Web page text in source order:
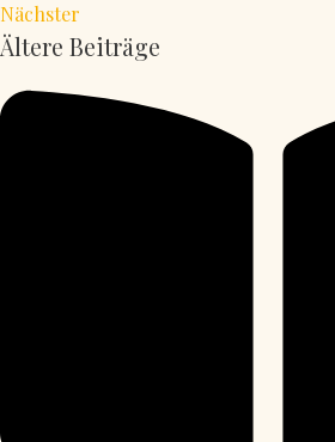
Nächster
Ältere Beiträge